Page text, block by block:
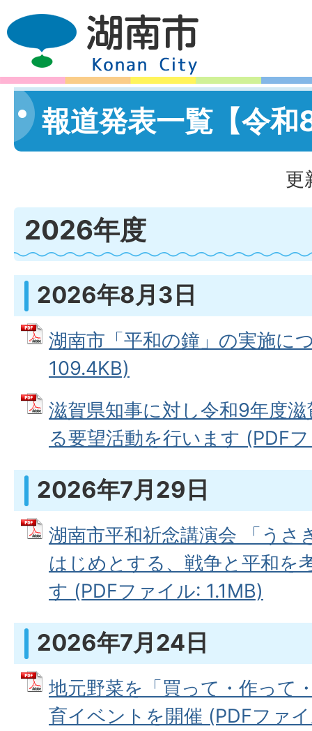
報道発表一覧【令和
更
2026年度
2026年8月3日
湖南市「平和の鐘」の実施に
109.4KB)
滋賀県知事に対し令和9年度
る要望活動を行います (PDF
2026年7月29日
湖南市平和祈念講演会 「うさ
はじめとする、戦争と平和を
す (PDFファイル: 1.1MB)
2026年7月24日
地元野菜を「買って・作って
育イベントを開催 (PDFファ